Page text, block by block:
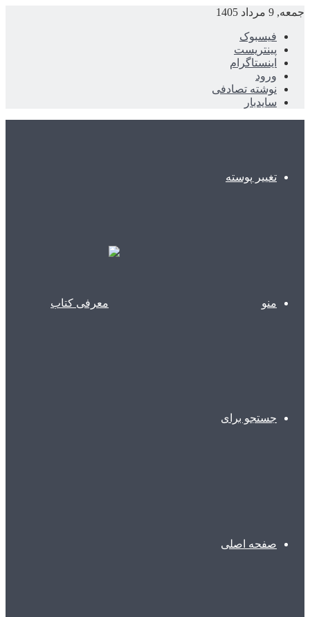
جمعه, 9 مرداد 1405
فیسبوک
پینتریست
اینستاگرام
ورود
نوشته تصادفی
سایدبار
تغییر پوسته
منو
جستجو برای
صفحه اصلی